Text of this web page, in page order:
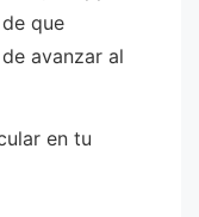
que
avanzar al
en tu